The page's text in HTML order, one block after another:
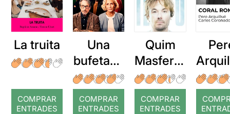
La truita
COMPRAR
ENTRADES
Una
bufetada
a temps
COMPRAR
ENTRADES
Quim
Masferre
r: Temps
COMPRAR
ENTRADES
: